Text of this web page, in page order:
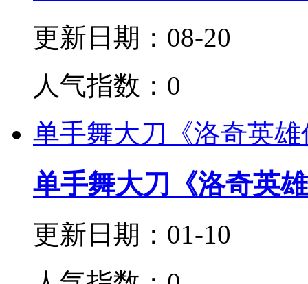
更新日期：08-20
人气指数：0
单手舞大刀《洛奇英
单手舞大刀《洛奇英
更新日期：01-10